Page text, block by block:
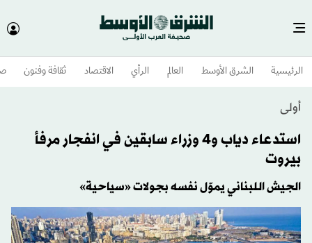
الرئيسية الشرق الأوسط​ العالم الرأي الاقتصاد ثقافة وفنون
أولى
استدعاء دياب و4 وزراء سابقين في انفجار مرفأ
بيروت
الجيش اللبناني يموّل نفسه بجولات «سياحية»